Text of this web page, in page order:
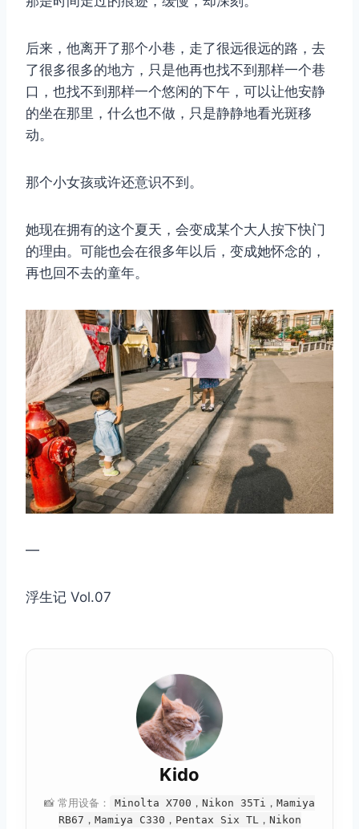
后来，他离开了那个小巷，走了很远很远的路，去
了很多很多的地方，只是他再也找不到那样一个巷
口，也找不到那样一个悠闲的下午，可以让他安静
的坐在那里，什么也不做，只是静静地看光斑移
动。
那个小女孩或许还意识不到。
她现在拥有的这个夏天，会变成某个大人按下快门
的理由。可能也会在很多年以后，变成她怀念的，
再也回不去的童年。
—
浮生记 Vol.07
Kido
📸 常用设备：
Minolta X700，Nikon 35Ti，Mamiya
RB67，Mamiya C330，Pentax Six TL，Nikon